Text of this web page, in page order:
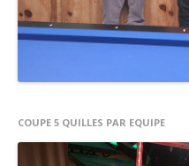
COUPE 5 QUILLES PAR EQUIPE